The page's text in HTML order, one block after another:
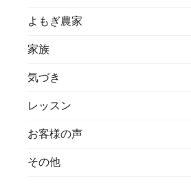
よもぎ農家
家族
気づき
レッスン
お客様の声
その他